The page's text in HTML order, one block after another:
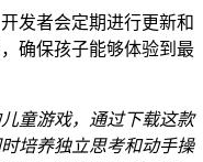
发者会定期进行更新和
确保孩子能够体验到最
童游戏，通过下载这款
培养独立思考和动手操